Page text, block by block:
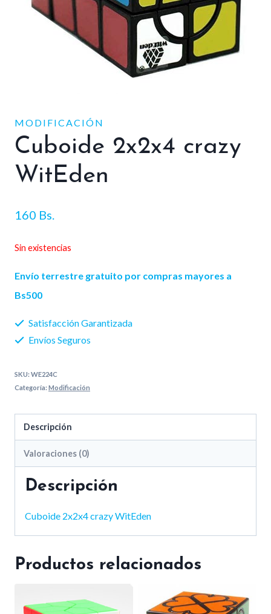
MODIFICACIÓN
Cuboide 2x2x4 crazy
WitEden
160 Bs.
Sin existencias
Envío terrestre gratuito por compras mayores a
Bs500
Satisfacción Garantizada
Envíos Seguros
SKU:WE224C
Categoría:Modificación
Descripción
Valoraciones (0)
Descripción
Cuboide 2x2x4 crazy WitEden
Productos relacionados